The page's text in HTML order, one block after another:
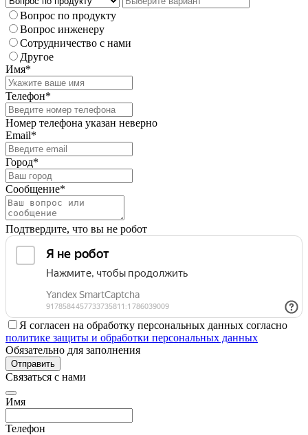
Вопрос по продукту
Вопрос инженеру
Сотрудничество с нами
Другое
Имя*
Телефон*
Номер телефона указан неверно
Email*
Город*
Сообщение*
Подтвердите, что вы не робот
Я согласен на обработку персональных данных согласно
политике защиты и обработки персональных данных
Обязательно для заполнения
Отправить
Связаться с нами
Имя
Телефон